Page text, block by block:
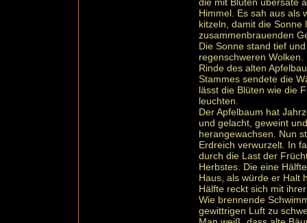
die mit Blüten übersäte
Himmel. Es sah aus als
kitzeln, damit die Sonne
zusammenbrauenden
Die Sonne stand tief
regenschweren
Rinde des alten
Stammes sendete die
lässt die Blüten wie die
leuchten.
Der Apfelbaum hat
und gelacht, geweint
herangewachsen. Nun
Erdreich verwurzelt. In
durch die Last der
Herbstes. Die eine
Haus, als würde er Halt
Hälfte reckt sich mit
Wie brennende
gewittrigen Luft zu